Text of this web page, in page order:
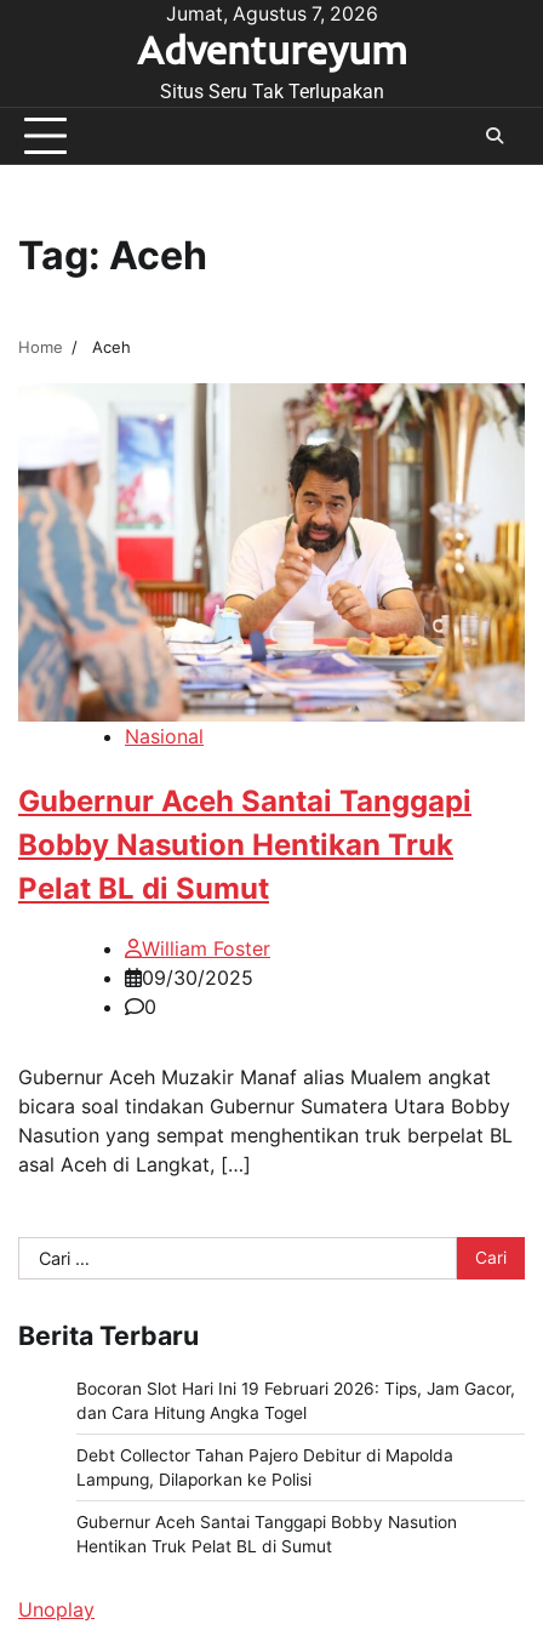
Jumat, Agustus 7, 2026
Adventureyum
Situs Seru Tak Terlupakan
Tag: Aceh
Home Aceh
Nasional
Gubernur Aceh Santai Tanggapi
Bobby Nasution Hentikan Truk
Pelat BL di Sumut
William Foster
09/30/2025
0
Gubernur Aceh Muzakir Manaf alias Mualem angkat
bicara soal tindakan Gubernur Sumatera Utara Bobby
Nasution yang sempat menghentikan truk berpelat BL
asal Aceh di Langkat, […]
Cari
untuk:
Berita Terbaru
Bocoran Slot Hari Ini 19 Februari 2026: Tips, Jam Gacor,
dan Cara Hitung Angka Togel
Debt Collector Tahan Pajero Debitur di Mapolda
Lampung, Dilaporkan ke Polisi
Gubernur Aceh Santai Tanggapi Bobby Nasution
Hentikan Truk Pelat BL di Sumut
Unoplay